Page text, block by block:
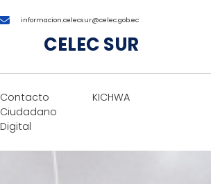
informacion.celecsur@celec.gob.ec
CELEC SUR
Contacto
Ciudadano
Digital
KICHWA